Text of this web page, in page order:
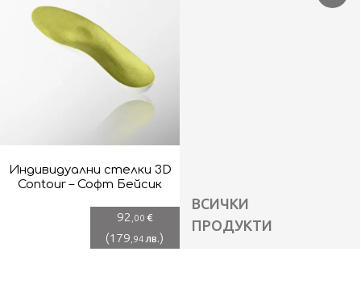
Индивидуални стелки 3D
Contour – Софт Бейсик
92 ,00 €
(179 ,94 лв.)
ВСИЧКИ
ПРОДУКТИ